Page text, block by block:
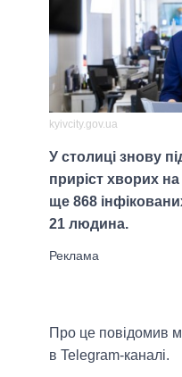
kyivcity.gov.ua
У столиці знову
приріст хворих
ще 868
21 людина.
Про це повідомив
в Telegram-каналі.